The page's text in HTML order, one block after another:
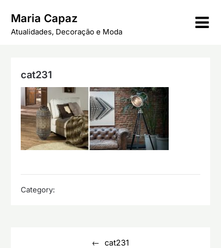
content
Maria Capaz
Atualidades, Decoração e Moda
cat231
Category:
cat231